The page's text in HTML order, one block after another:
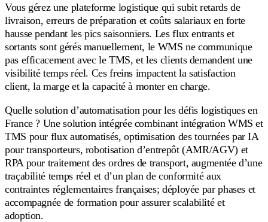
Vous gérez une plateforme logistique qui subit retards de
livraison, erreurs de préparation et coûts salariaux en forte
hausse pendant les pics saisonniers. Les flux entrants et
sortants sont gérés manuellement, le WMS ne communique
pas efficacement avec le TMS, et les clients demandent une
visibilité temps réel. Ces freins impactent la satisfaction
client, la marge et la capacité à monter en charge.
Quelle solution d’automatisation pour les défis logistiques en
France ? Une solution intégrée combinant intégration WMS et
TMS pour flux automatisés, optimisation des tournées par IA
pour transporteurs, robotisation d’entrepôt (AMR/AGV) et
RPA pour traitement des ordres de transport, augmentée d’une
traçabilité temps réel et d’un plan de conformité aux
contraintes réglementaires françaises; déployée par phases et
accompagnée de formation pour assurer scalabilité et
adoption.